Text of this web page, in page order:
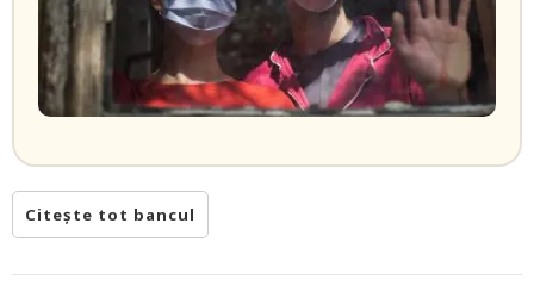
Citește tot bancul